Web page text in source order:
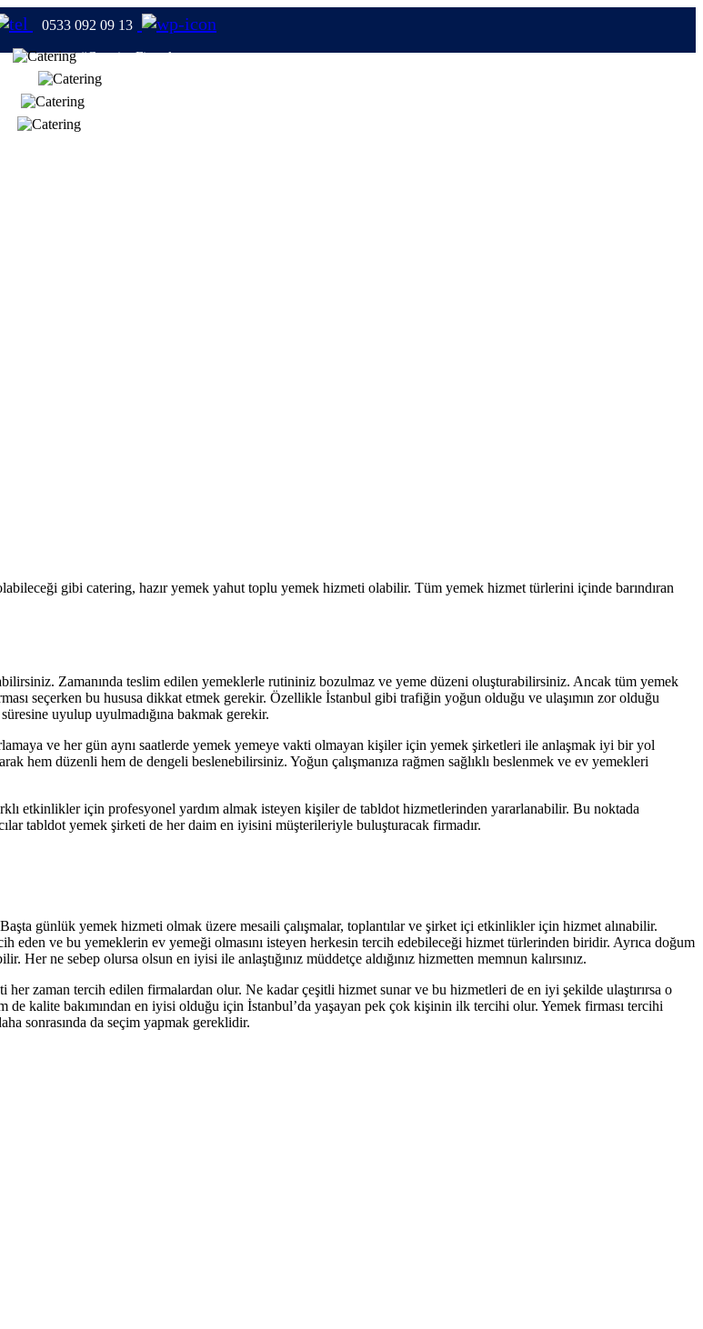
0533 092 09 13
#CateringFirmaları
gibi catering, hazır yemek yahut toplu yemek hizmeti olabilir. Tüm yemek hizmet türlerini içinde barındıran
Zamanında teslim edilen yemeklerle rutininiz bozulmaz ve yeme düzeni oluşturabilirsiniz. Ancak tüm yemek
seçerken bu hususa dikkat etmek gerekir. Özellikle İstanbul gibi trafiğin yoğun olduğu ve ulaşımın zor olduğu
uyulup uyulmadığına bakmak gerekir.
ve her gün aynı saatlerde yemek yemeye vakti olmayan kişiler için yemek şirketleri ile anlaşmak iyi bir yol
hem düzenli hem de dengeli beslenebilirsiniz. Yoğun çalışmanıza rağmen sağlıklı beslenmek ve ev yemekleri
etkinlikler için profesyonel yardım almak isteyen kişiler de tabldot hizmetlerinden yararlanabilir. Bu noktada
tabldot yemek şirketi de her daim en iyisini müşterileriyle buluşturacak firmadır.
günlük yemek hizmeti olmak üzere mesaili çalışmalar, toplantılar ve şirket içi etkinlikler için hizmet alınabilir.
eden ve bu yemeklerin ev yemeği olmasını isteyen herkesin tercih edebileceği hizmet türlerinden biridir. Ayrıca doğum
ne sebep olursa olsun en iyisi ile anlaştığınız müddetçe aldığınız hizmetten memnun kalırsınız.
zaman tercih edilen firmalardan olur. Ne kadar çeşitli hizmet sunar ve bu hizmetleri de en iyi şekilde ulaştırırsa o
de kalite bakımından en iyisi olduğu için İstanbul’da yaşayan pek çok kişinin ilk tercihi olur. Yemek firması tercihi
sonrasında da seçim yapmak gereklidir.